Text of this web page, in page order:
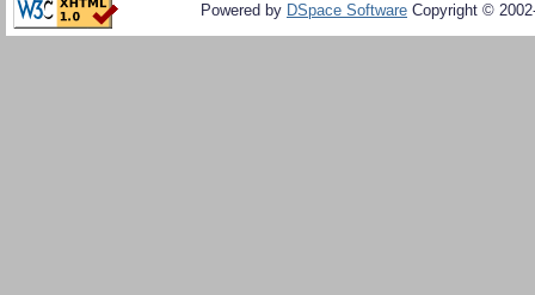
Powered by DSpace Software Copyright ©